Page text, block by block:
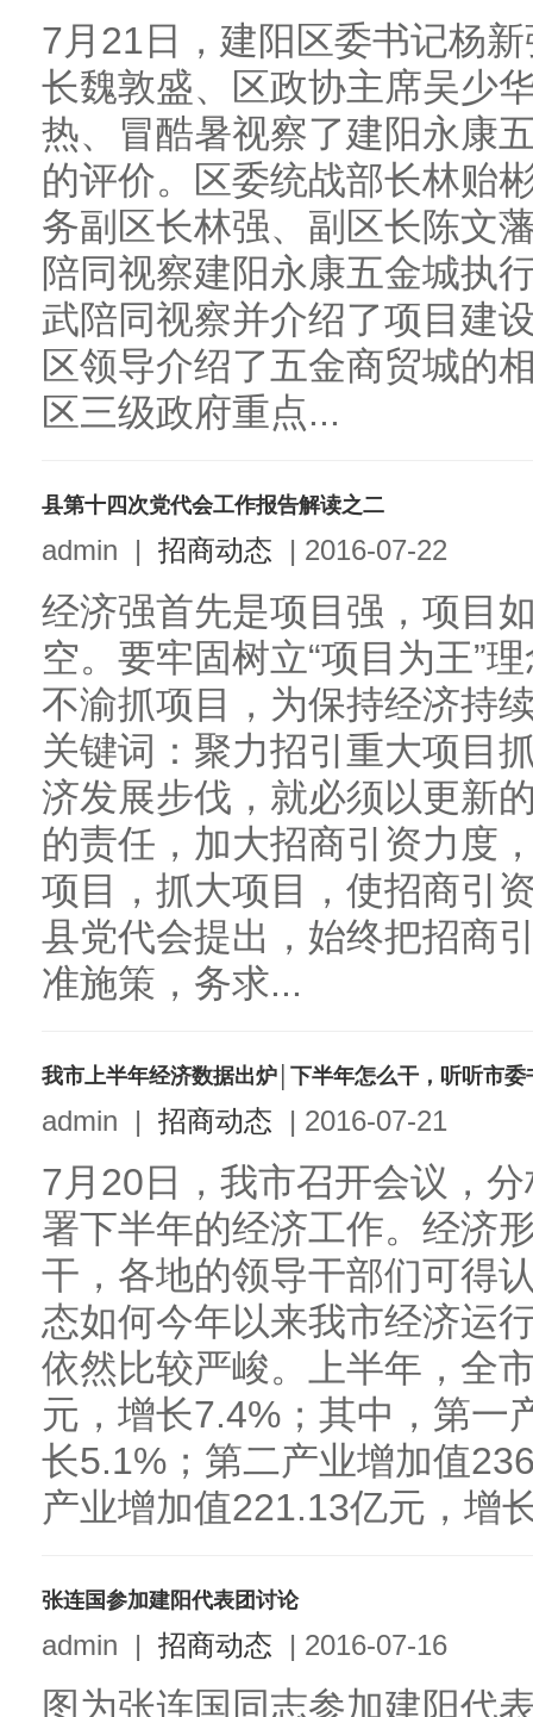
7月21日，建阳区委书记杨
长魏敦盛、区政协主席吴少
热、冒酷暑视察了建阳永康
的评价。区委统战部长林贻
务副区长林强、副区长陈文
陪同视察建阳永康五金城执
武陪同视察并介绍了项目建
区领导介绍了五金商贸城的
区三级政府重点...
县第十四次党代会工作报告解读之二
admin | 招商动态 | 2016-07-22
经济强首先是项目强，项目
空。要牢固树立“项目为王”
不渝抓项目，为保持经济持
关键词：聚力招引重大项目
济发展步伐，就必须以更新
的责任，加大招商引资力度
项目，抓大项目，使招商引
县党代会提出，始终把招商
准施策，务求...
我市上半年经济数据出炉│下半年怎么干，听听市委
admin | 招商动态 | 2016-07-21
7月20日，我市召开会议，
署下半年的经济工作。经济
干，各地的领导干部们可得
态如何今年以来我市经济运
依然比较严峻。上半年，全
元，增长7.4%；其中，第一
长5.1%；第二产业增加值
产业增加值221.13亿元，增
张连国参加建阳代表团讨论
admin | 招商动态 | 2016-07-16
图为张连国同志参加建阳代